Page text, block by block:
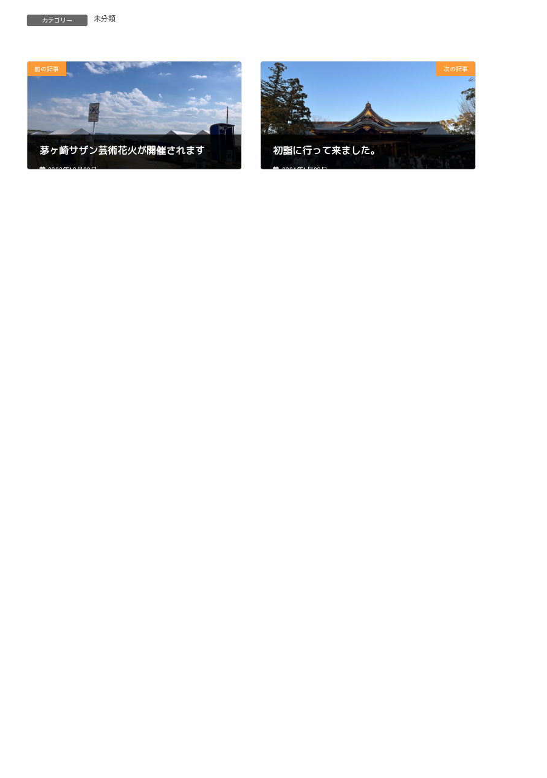
カテゴリー 未分類
前の記事
茅ヶ崎サザン芸術花火が開催されます
2023年10月20日
次の記事
初詣に行って来ました。
2024年1月29日